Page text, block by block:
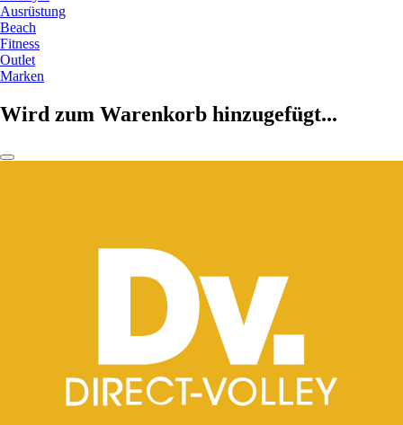
Ausrüstung
Beach
Fitness
Outlet
Marken
Wird zum Warenkorb hinzugefügt...